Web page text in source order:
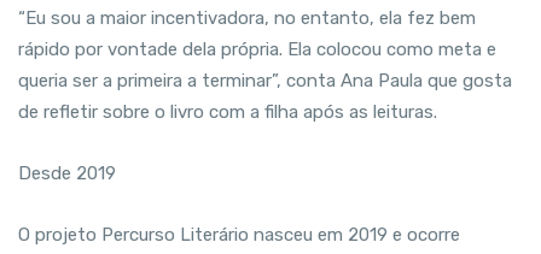
“Eu sou a maior incentivadora, no entanto, ela fez bem
rápido por vontade dela própria. Ela colocou como meta e
queria ser a primeira a terminar”, conta Ana Paula que gosta
de refletir sobre o livro com a filha após as leituras.
Desde 2019
O projeto Percurso Literário nasceu em 2019 e ocorre